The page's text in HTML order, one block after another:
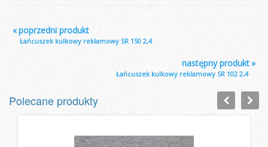
«poprzedni produkt
Łańcuszek kulkowy reklamowy SR 150 2,4
»
następny produkt
Łańcuszek kulkowy reklamowy SR 102 2,4
Polecane produkty